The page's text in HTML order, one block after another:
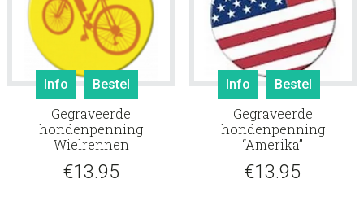
Info Bestel
Gegraveerde
hondenpenning
Wielrennen
€13.95
Info Bestel
Gegraveerde
hondenpenning
“Amerika”
€13.95